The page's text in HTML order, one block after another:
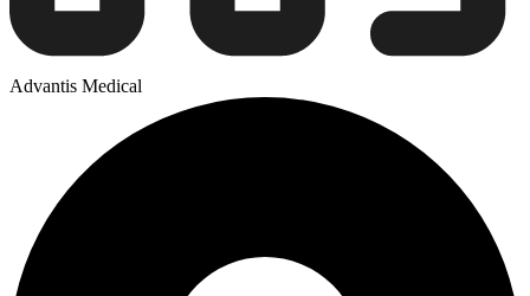
Advantis Medical